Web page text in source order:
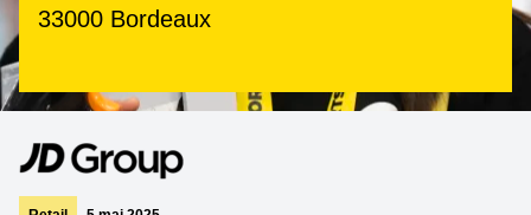
33000 Bordeaux